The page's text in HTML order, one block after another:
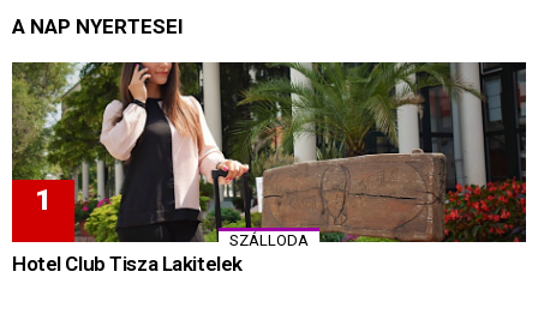
A NAP NYERTESEI
SZÁLLODA
Hotel Club Tisza Lakitelek